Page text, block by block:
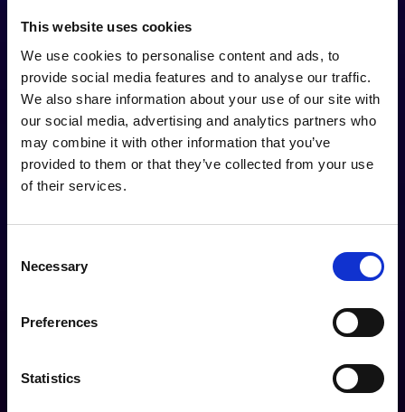
This website uses cookies
We use cookies to personalise content and ads, to
provide social media features and to analyse our traffic.
We also share information about your use of our site with
our social media, advertising and analytics partners who
may combine it with other information that you’ve
provided to them or that they’ve collected from your use
of their services.
Selection
Necessary
Preferences
Statistics